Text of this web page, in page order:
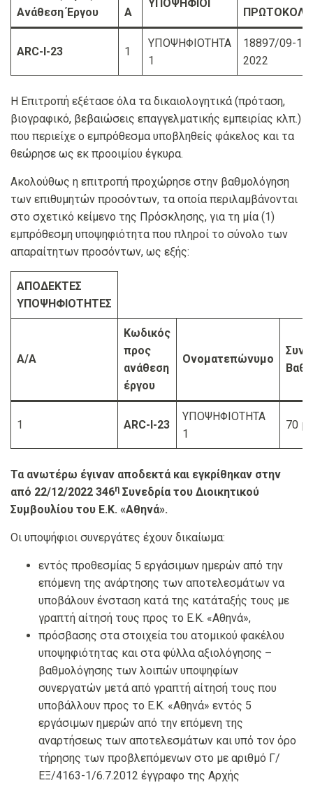
Ανάθεση Έργου
Α
ΥΠΟΨΗΦΙΟΙ
ARC-I-23 1
ΥΠΟΨΗΦΙΟΤΗΤΑ
1
18897/09-12-
2022
Η Επιτροπή εξέτασε όλα τα δικαιολογητικά (πρόταση,
βιογραφικό, βεβαιώσεις επαγγελματικής εμπειρίας κλπ.)
που περιείχε ο εμπρόθεσμα υποβληθείς φάκελος και τα
θεώρησε ως εκ προοιμίου έγκυρα.
Ακολούθως η επιτροπή προχώρησε στην βαθμολόγηση
των επιθυμητών προσόντων, τα οποία περιλαμβάνονται
στο σχετικό κείμενο της Πρόσκλησης, για τη μία (1)
εμπρόθεσμη υποψηφιότητα που πληροί το σύνολο των
απαραίτητων προσόντων, ως εξής:
ΑΠΟΔΕΚΤΕΣ
ΥΠΟΨΗΦΙΟΤΗΤΕΣ
Α/Α
Κωδικός
προς
ανάθεση
έργου
Ονοματεπώνυμο
1 ARC-I-23
ΥΠΟΨΗΦΙΟΤΗΤΑ
1
70
Τα ανωτέρω έγιναν αποδεκτά και εγκρίθηκαν στην
από 22/12/2022 346η Συνεδρία του Διοικητικού
Συμβουλίου του Ε.Κ. «Αθηνά».
Οι υποψήφιοι συνεργάτες έχουν δικαίωμα:
εντός προθεσμίας 5 εργάσιμων ημερών από την
επόμενη της ανάρτησης των αποτελεσμάτων να
υποβάλουν ένσταση κατά της κατάταξής τους με
γραπτή αίτησή τους προς το Ε.Κ. «Αθηνά»,
πρόσβασης στα στοιχεία του ατομικού φακέλου
υποψηφιότητας και στα φύλλα αξιολόγησης –
βαθμολόγησης των λοιπών υποψηφίων
συνεργατών μετά από γραπτή αίτησή τους που
υποβάλλουν προς το Ε.Κ. «Αθηνά» εντός 5
εργάσιμων ημερών από την επόμενη της
αναρτήσεως των αποτελεσμάτων και υπό τον όρο
τήρησης των προβλεπόμενων στο με αριθμό Γ/
ΕΞ/4163-1/6.7.2012 έγγραφο της Αρχής